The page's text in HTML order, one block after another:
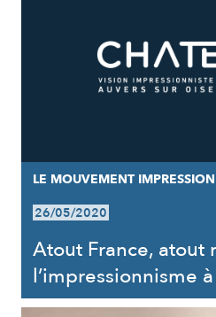
LE MOUVEMENT
26/05/2020
Atout France, atout
l’impressionnisme